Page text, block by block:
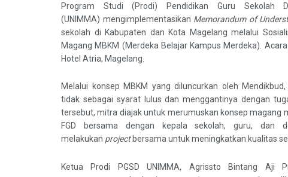
Program Studi (Prodi) Pendidikan Guru Sekolah
(UNIMMA) mengimplementasikan Memorandum of
sekolah di Kabupaten dan Kota Magelang melalui
Magang MBKM (Merdeka Belajar Kampus Merdeka).
Hotel Atria, Magelang.
Melalui konsep MBKM yang diluncurkan oleh
tidak sebagai syarat lulus dan menggantinya dengan
tersebut, mitra diajak untuk merumuskan konsep magang
FGD bersama dengan kepala sekolah, guru, dan
melakukan projectbersama untuk meningkatkan kualitas
Ketua Prodi PGSD UNIMMA, Agrissto Bintang Aji